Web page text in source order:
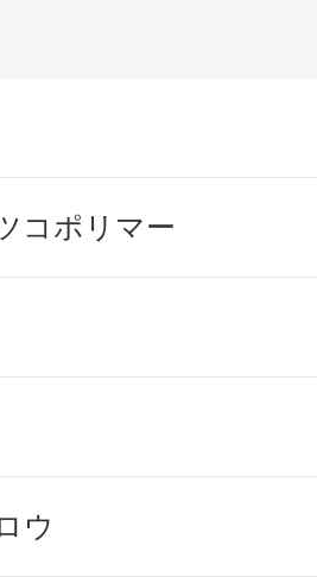
人気ライン
ドレスリフト
コポリマー
ウ